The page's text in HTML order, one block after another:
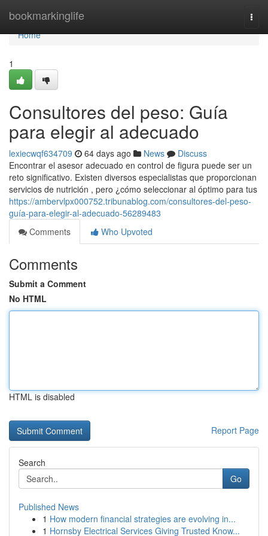
bookmarkinglife
Home
Home
1
Consultores del peso: Guía
para elegir al adecuado
lexiecwqf634709 64 days ago News
Discuss
Encontrar el asesor adecuado en control de figura puede ser un
reto significativo. Existen diversos especialistas que proporcionan
servicios de nutrición , pero ¿cómo seleccionar al óptimo para tus
https://ambervlpx000752.tribunablog.com/consultores-del-peso-
guía-para-elegir-al-adecuado-56289483
Comments
Who Upvoted
Comments
Submit a Comment
No HTML
HTML is disabled
Report Page
Search
Go
Published News
1 How modern financial strategies are evolving in...
1 Hornsby Electrical Services Giving Trusted Know...